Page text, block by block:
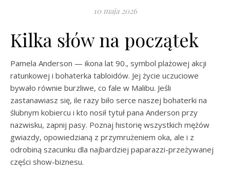
10 maja 2026
Kilka słów na początek
Pamela Anderson — ikona lat 90., symbol plażowej akcji
ratunkowej i bohaterka tabloidów. Jej życie uczuciowe
bywało równie burzliwe, co fale w Malibu. Jeśli
zastanawiasz się, ile razy biło serce naszej bohaterki na
ślubnym kobiercu i kto nosił tytuł pana Anderson przy
nazwisku, zapnij pasy. Poznaj historię wszystkich mężów
gwiazdy, opowiedzianą z przymrużeniem oka, ale i z
odrobiną szacunku dla najbardziej paparazzi-przeżywanej
części show-biznesu.